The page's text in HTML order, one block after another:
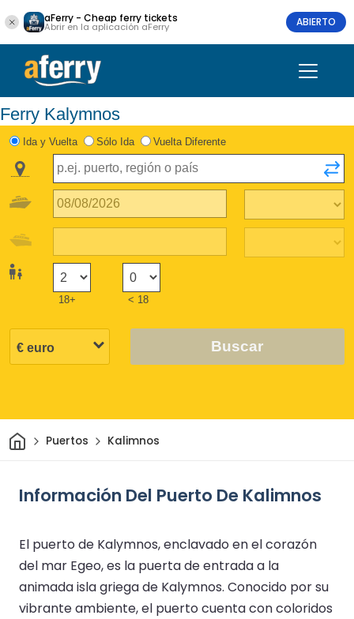
aFerry - Cheap ferry tickets
Abrir en la aplicación aFerry ABIERTO
Ferry Kalymnos
Ida y Vuelta Sólo Ida Vuelta Diferente
18+ < 18
Buscar
InicioPuertos Kalimnos
Información Del Puerto De Kalimnos
El puerto de Kalymnos, enclavado en el corazón
del mar Egeo, es la puerta de entrada a la
animada isla griega de Kalymnos. Conocido por su
vibrante ambiente, el puerto cuenta con coloridos